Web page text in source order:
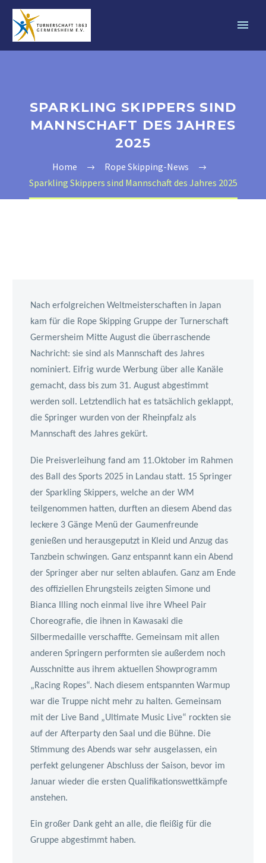
SPARKLING SKIPPERS SIND
MANNSCHAFT DES JAHRES
2025
Home
Rope Skipping-News
Sparkling Skippers sind Mannschaft des Jahres 2025
Nach erfolgreichen Weltmeisterschaften in Japan
kam für die Rope Skipping Gruppe der Turnerschaft
Germersheim Mitte August die überraschende
Nachricht: sie sind als Mannschaft des Jahres
nominiert. Eifrig wurde Werbung über alle Kanäle
gemacht, dass bis zum 31. August abgestimmt
werden soll. Letztendlich hat es tatsächlich geklappt,
die Springer wurden von der Rheinpfalz als
Mannschaft des Jahres gekürt.
Die Preisverleihung fand am 11.Oktober im Rahmen
des Ball des Sports 2025 in Landau statt. 15 Springer
der Sparkling Skippers, welche an der WM
teilgenommen hatten, durften an diesem Abend das
leckere 3 Gänge Menü der Gaumenfreunde
genießen und herausgeputzt in Kleid und Anzug das
Tanzbein schwingen. Ganz entspannt kann ein Abend
der Springer aber nur selten ablaufen. Ganz am Ende
des offiziellen Ehrungsteils zeigten Simone und
Bianca Illing noch einmal live ihre Wheel Pair
Choreografie, die ihnen in Kawasaki die
Silbermedaille verschaffte. Gemeinsam mit allen
anderen Springern performten sie außerdem noch
Ausschnitte aus ihrem aktuellen Showprogramm
„Racing Ropes“. Nach diesem entspannten Warmup
war die Truppe nicht mehr zu halten. Gemeinsam
mit der Live Band „Ultimate Music Live“ rockten sie
auf der Afterparty den Saal und die Bühne. Die
Stimmung des Abends war sehr ausgelassen, ein
perfekt gelungener Abschluss der Saison, bevor im
Januar wieder die ersten Qualifikationswettkämpfe
anstehen.
Ein großer Dank geht an alle, die fleißig für die
Gruppe abgestimmt haben.